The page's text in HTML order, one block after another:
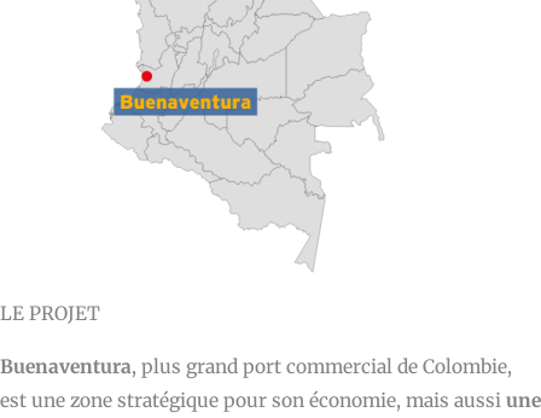
LE PROJET
Buenaventura, plus grand port commercial de Colombie,
est une zone stratégique pour son économie, mais aussi une